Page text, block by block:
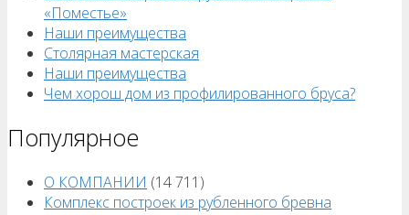
«Поместье»
Наши преимущества
Столярная мастерская
Наши преимущества
Чем хорош дом из профилированного бруса?
Популярное
О КОМПАНИИ (14 711)
Комплекс построек из рубленного бревна